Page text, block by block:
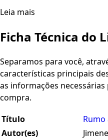
Leia mais
Ficha Técnica do
Separamos para você,
características principais
as informações
compra.
Título
Rumo
Autor(es)